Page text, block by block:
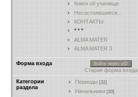
Книги об училище
Несостоявшиеся...
КОНТАКТЫ
* * *
ALMA MATER
ALMA MATER 3
Форма входа Войти через uID
Старая форма входа
Категории
раздела
Периоды [32]
Начальники [20]